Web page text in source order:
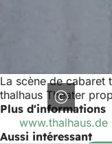
La scène de cabaret
thalhaus Theater
Plus d'informations
www.thalhaus.de
Aussi intéressant